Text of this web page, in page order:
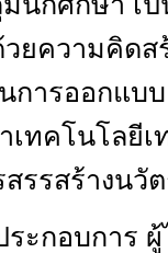
ยความคิดส
การออกแบ
เทคโนโลยี
รรสร้างนวั
ะกอบการ